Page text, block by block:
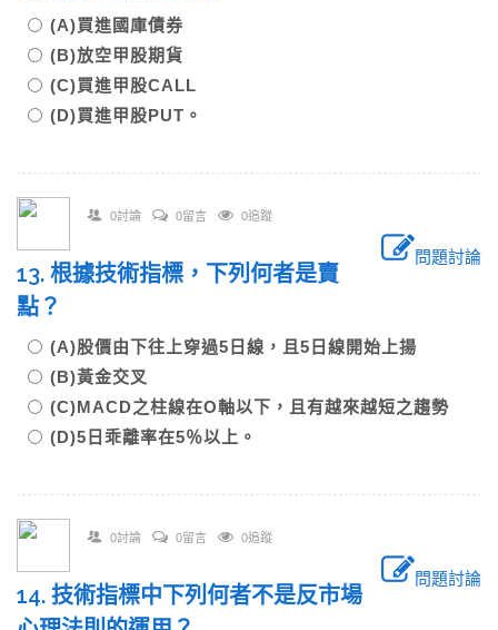
(A)買進國庫債券
(B)放空甲股期貨
(C)買進甲股CALL
(D)買進甲股PUT。
0討論 0留言 0追蹤
問題討論
13. 根據技術指標，下列何者是賣
點？
(A)股價由下往上穿過5日線，且5日線開始上揚
(B)黃金交叉
(C)MACD之柱線在O軸以下，且有越來越短之趨勢
(D)5日乖離率在5％以上。
0討論 0留言 0追蹤
問題討論
14. 技術指標中下列何者不是反市場